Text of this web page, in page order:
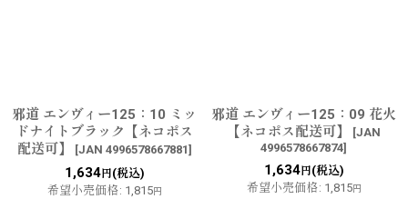
邪道 エンヴィー125：10 ミッ
ドナイトブラック【ネコポス
配送可】
[JAN 4996578667881]
1,634円(税込)
希望小売価格: 1,815円
邪道 エンヴィー125：09 花火
【ネコポス配送可】
[JAN
4996578667874]
1,634円(税込)
希望小売価格: 1,815円